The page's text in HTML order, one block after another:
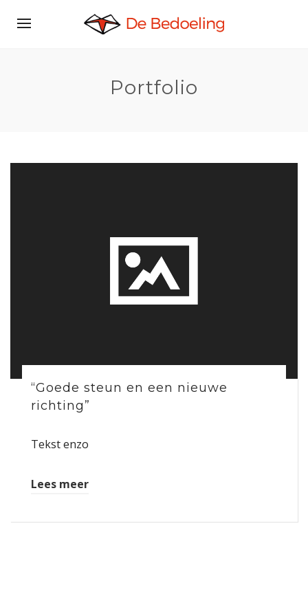
Portfolio
“Goede steun en een nieuwe
richting”
Tekst enzo
Lees meer